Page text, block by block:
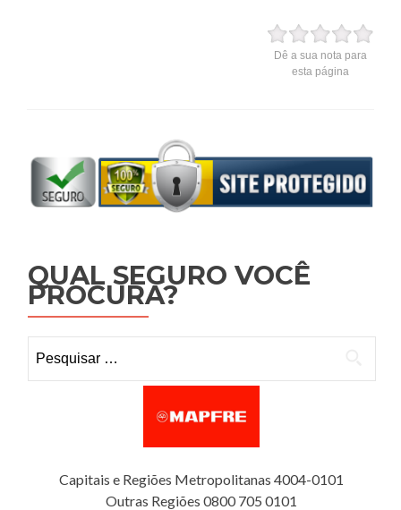
Dê a sua nota para
esta página
QUAL SEGURO VOCÊ
PROCURA?
Capitais e Regiões Metropolitanas 4004-0101
Outras Regiões 0800 705 0101